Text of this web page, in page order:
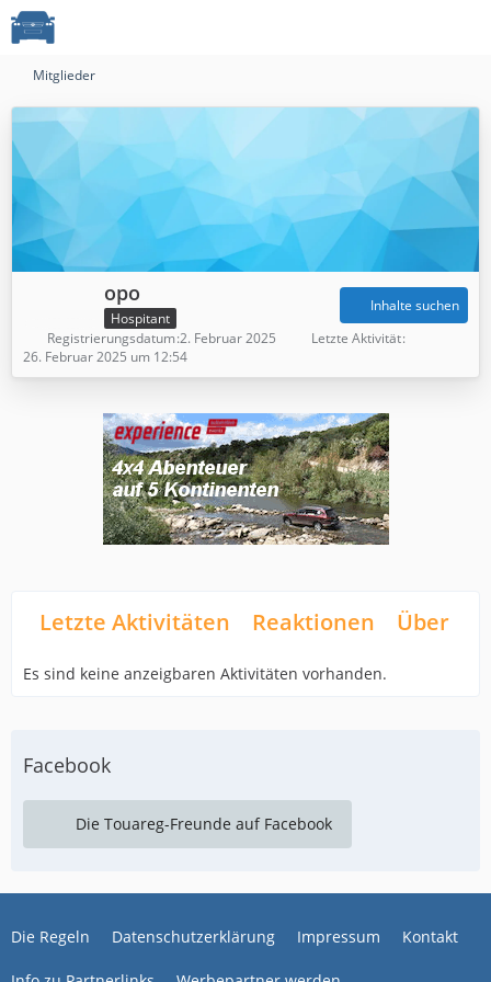
Mitglieder
opo
Hospitant
Inhalte suchen
Registrierungsdatum 2. Februar 2025
Letzte Aktivität
26. Februar 2025 um 12:54
Letzte Aktivitäten Reaktionen Über
Es sind keine anzeigbaren Aktivitäten vorhanden.
Facebook
Die Touareg-Freunde auf Facebook
Die Regeln Datenschutzerklärung Impressum Kontakt